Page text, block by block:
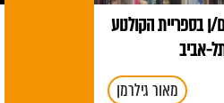
בספריית הקולנוע
אביב
מאור גילרמן